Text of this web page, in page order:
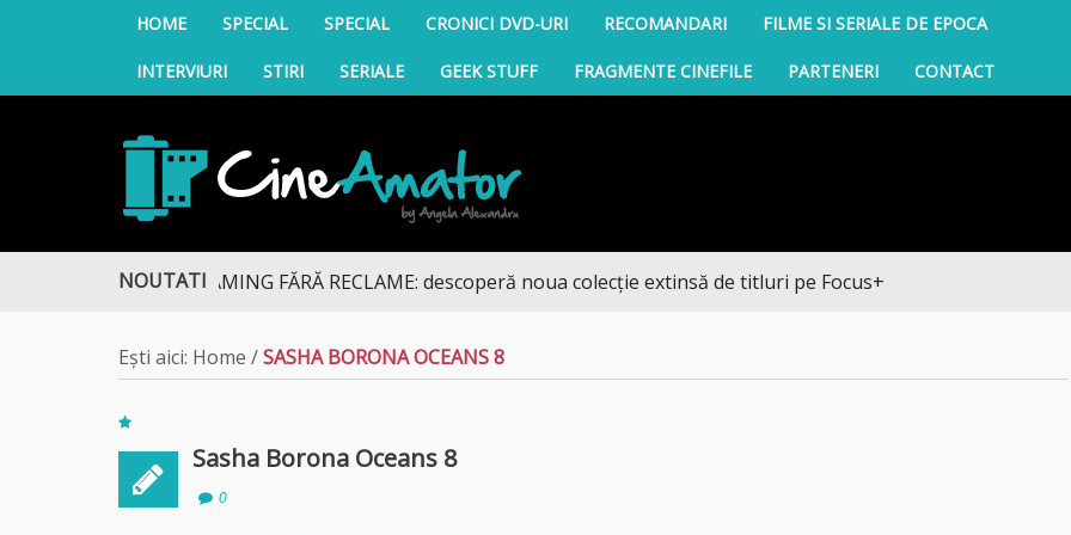
HOME SPECIAL SPECIAL CRONICI DVD-URI RECOMANDARI FILME SI SERIALE DE EPOCA
INTERVIURI STIRI SERIALE GEEK STUFF FRAGMENTE CINEFILE PARTENERI CONTACT
CineAmator
NOUTATI
STREAMING FĂRĂ RECLAME: descoperă noua colecție extinsă de titluri pe Focus+
Ești aici: Home /SASHA BORONA OCEANS 8
Sasha Borona Oceans 8
0